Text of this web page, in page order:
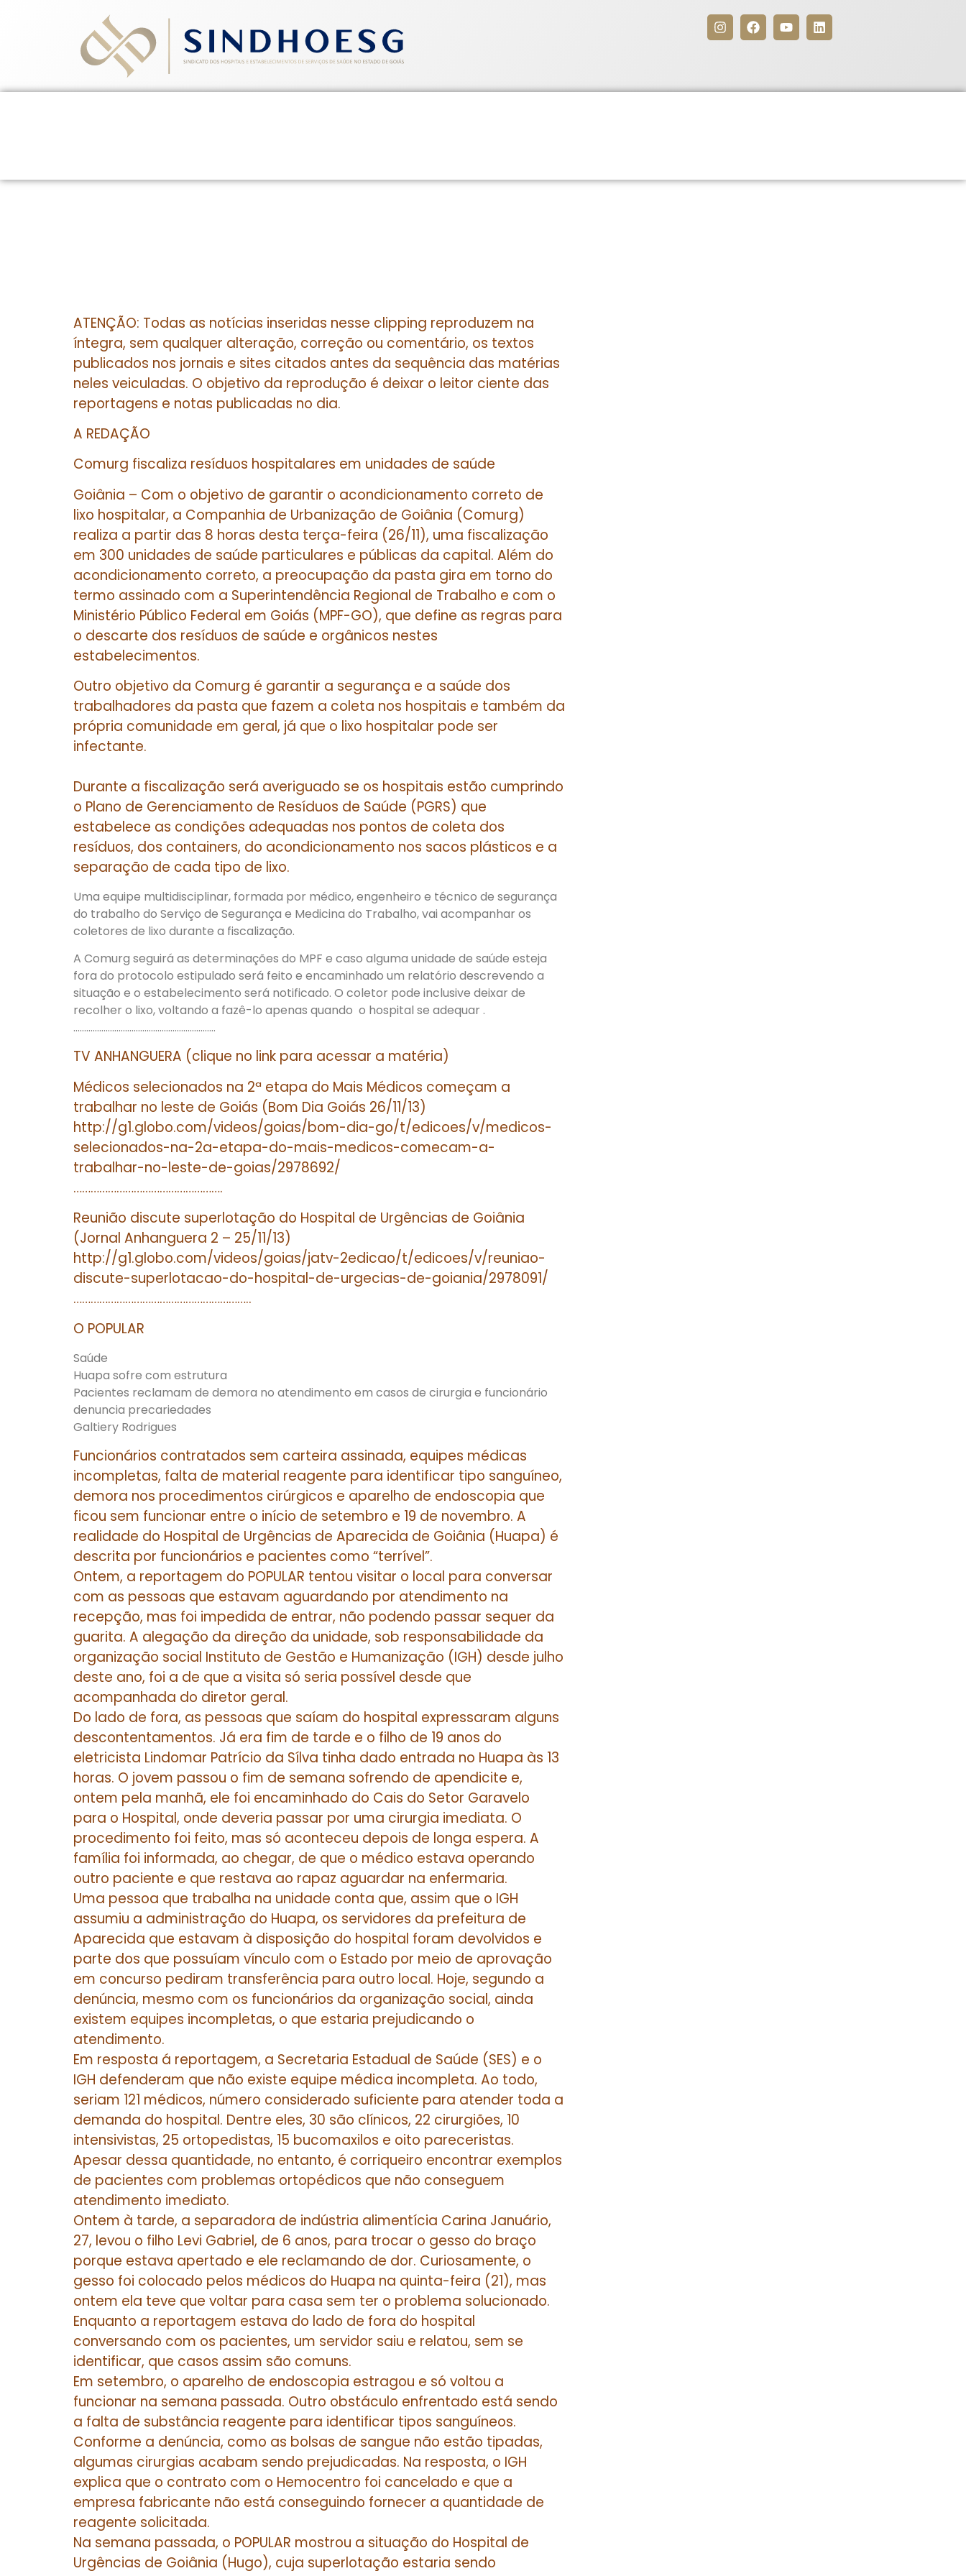
ATENÇÃO: Todas as notícias inseridas nesse clipping reproduzem na
íntegra, sem qualquer alteração, correção ou comentário, os textos
publicados nos jornais e sites citados antes da sequência das matérias
neles veiculadas. O objetivo da reprodução é deixar o leitor ciente das
reportagens e notas publicadas no dia.
A REDAÇÃO
Comurg fiscaliza resíduos hospitalares em unidades de saúde
Goiânia – Com o objetivo de garantir o acondicionamento correto de
lixo hospitalar, a Companhia de Urbanização de Goiânia (Comurg)
realiza a partir das 8 horas desta terça-feira (26/11), uma fiscalização
em 300 unidades de saúde particulares e públicas da capital. Além do
acondicionamento correto, a preocupação da pasta gira em torno do
termo assinado com a Superintendência Regional de Trabalho e com o
Ministério Público Federal em Goiás (MPF-GO), que define as regras para
o descarte dos resíduos de saúde e orgânicos nestes
estabelecimentos.
Outro objetivo da Comurg é garantir a segurança e a saúde dos
trabalhadores da pasta que fazem a coleta nos hospitais e também da
própria comunidade em geral, já que o lixo hospitalar pode ser
infectante.
Durante a fiscalização será averiguado se os hospitais estão cumprindo
o Plano de Gerenciamento de Resíduos de Saúde (PGRS) que
estabelece as condições adequadas nos pontos de coleta dos
resíduos, dos containers, do acondicionamento nos sacos plásticos e a
separação de cada tipo de lixo.
Uma equipe multidisciplinar, formada por médico, engenheiro e técnico de segurança
do trabalho do Serviço de Segurança e Medicina do Trabalho, vai acompanhar os
coletores de lixo durante a fiscalização.
A Comurg seguirá as determinações do MPF e caso alguma unidade de saúde esteja
fora do protocolo estipulado será feito e encaminhado um relatório descrevendo a
situação e o estabelecimento será notificado. O coletor pode inclusive deixar de
recolher o lixo, voltando a fazê-lo apenas quando o hospital se adequar .
…………………………………………………………
TV ANHANGUERA (clique no link para acessar a matéria)
Médicos selecionados na 2ª etapa do Mais Médicos começam a
trabalhar no leste de Goiás (Bom Dia Goiás 26/11/13)
http://g1.globo.com/videos/goias/bom-dia-go/t/edicoes/v/medicos-
selecionados-na-2a-etapa-do-mais-medicos-comecam-a-
trabalhar-no-leste-de-goias/2978692/
…………………………………………….
Reunião discute superlotação do Hospital de Urgências de Goiânia
(Jornal Anhanguera 2 – 25/11/13)
http://g1.globo.com/videos/goias/jatv-2edicao/t/edicoes/v/reuniao-
discute-superlotacao-do-hospital-de-urgecias-de-goiania/2978091/
……………………………………………………..
O POPULAR
Saúde
Huapa sofre com estrutura
Pacientes reclamam de demora no atendimento em casos de cirurgia e funcionário
denuncia precariedades
Galtiery Rodrigues
Funcionários contratados sem carteira assinada, equipes médicas
incompletas, falta de material reagente para identificar tipo sanguíneo,
demora nos procedimentos cirúrgicos e aparelho de endoscopia que
ficou sem funcionar entre o início de setembro e 19 de novembro. A
realidade do Hospital de Urgências de Aparecida de Goiânia (Huapa) é
descrita por funcionários e pacientes como “terrível”.
Ontem, a reportagem do POPULAR tentou visitar o local para conversar
com as pessoas que estavam aguardando por atendimento na
recepção, mas foi impedida de entrar, não podendo passar sequer da
guarita. A alegação da direção da unidade, sob responsabilidade da
organização social Instituto de Gestão e Humanização (IGH) desde julho
deste ano, foi a de que a visita só seria possível desde que
acompanhada do diretor geral.
Do lado de fora, as pessoas que saíam do hospital expressaram alguns
descontentamentos. Já era fim de tarde e o filho de 19 anos do
eletricista Lindomar Patrício da Sílva tinha dado entrada no Huapa às 13
horas. O jovem passou o fim de semana sofrendo de apendicite e,
ontem pela manhã, ele foi encaminhado do Cais do Setor Garavelo
para o Hospital, onde deveria passar por uma cirurgia imediata. O
procedimento foi feito, mas só aconteceu depois de longa espera. A
família foi informada, ao chegar, de que o médico estava operando
outro paciente e que restava ao rapaz aguardar na enfermaria.
Uma pessoa que trabalha na unidade conta que, assim que o IGH
assumiu a administração do Huapa, os servidores da prefeitura de
Aparecida que estavam à disposição do hospital foram devolvidos e
parte dos que possuíam vínculo com o Estado por meio de aprovação
em concurso pediram transferência para outro local. Hoje, segundo a
denúncia, mesmo com os funcionários da organização social, ainda
existem equipes incompletas, o que estaria prejudicando o
atendimento.
Em resposta á reportagem, a Secretaria Estadual de Saúde (SES) e o
IGH defenderam que não existe equipe médica incompleta. Ao todo,
seriam 121 médicos, número considerado suficiente para atender toda a
demanda do hospital. Dentre eles, 30 são clínicos, 22 cirurgiões, 10
intensivistas, 25 ortopedistas, 15 bucomaxilos e oito pareceristas.
Apesar dessa quantidade, no entanto, é corriqueiro encontrar exemplos
de pacientes com problemas ortopédicos que não conseguem
atendimento imediato.
Ontem à tarde, a separadora de indústria alimentícia Carina Januário,
27, levou o filho Levi Gabriel, de 6 anos, para trocar o gesso do braço
porque estava apertado e ele reclamando de dor. Curiosamente, o
gesso foi colocado pelos médicos do Huapa na quinta-feira (21), mas
ontem ela teve que voltar para casa sem ter o problema solucionado.
Enquanto a reportagem estava do lado de fora do hospital
conversando com os pacientes, um servidor saiu e relatou, sem se
identificar, que casos assim são comuns.
Em setembro, o aparelho de endoscopia estragou e só voltou a
funcionar na semana passada. Outro obstáculo enfrentado está sendo
a falta de substância reagente para identificar tipos sanguíneos.
Conforme a denúncia, como as bolsas de sangue não estão tipadas,
algumas cirurgias acabam sendo prejudicadas. Na resposta, o IGH
explica que o contrato com o Hemocentro foi cancelado e que a
empresa fabricante não está conseguindo fornecer a quantidade de
reagente solicitada.
Na semana passada, o POPULAR mostrou a situação do Hospital de
Urgências de Goiânia (Hugo), cuja superlotação estaria sendo